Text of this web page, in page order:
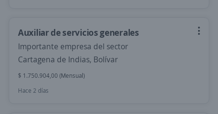
Auxiliar de servicios generales
Importante empresa del sector
Cartagena de Indias, Bolívar
$ 1.750.904,00 (Mensual)
Hace 2 días